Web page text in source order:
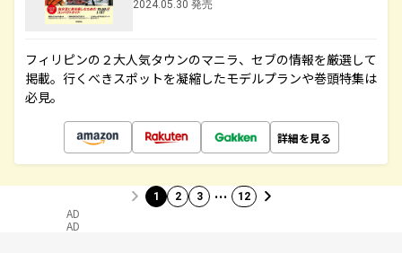
2024.05.30 発売
フィリピンの２大人気タウンのマニラ、セブの情報を厳選して
掲載。行くべきスポットを凝縮したモデルプランや巻頭特集は
必見。
詳細を見る
1 2 3 … 12
AD
AD